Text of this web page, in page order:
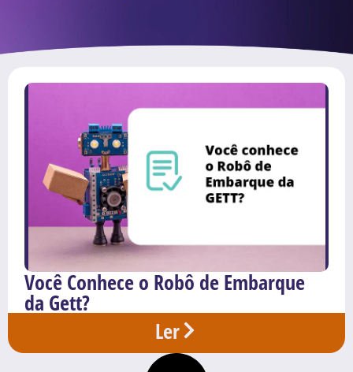
Você Conhece o Robô de Embarque
da Gett?
Ler